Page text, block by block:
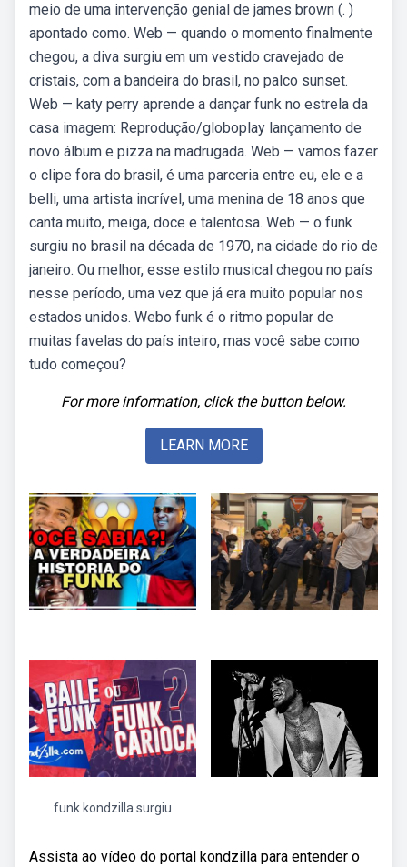
meio de uma intervenção genial de james brown (. )
apontado como. Web — quando o momento finalmente
chegou, a diva surgiu em um vestido cravejado de
cristais, com a bandeira do brasil, no palco sunset.
Web — katy perry aprende a dançar funk no estrela da
casa imagem: Reprodução/globoplay lançamento de
novo álbum e pizza na madrugada. Web — vamos fazer
o clipe fora do brasil, é uma parceria entre eu, ele e a
belli, uma artista incrível, uma menina de 18 anos que
canta muito, meiga, doce e talentosa. Web — o funk
surgiu no brasil na década de 1970, na cidade do rio de
janeiro. Ou melhor, esse estilo musical chegou no país
nesse período, uma vez que já era muito popular nos
estados unidos. Webo funk é o ritmo popular de
muitas favelas do país inteiro, mas você sabe como
tudo começou?
For more information, click the button below.
LEARN MORE
funk kondzilla surgiu
Assista ao vídeo do portal kondzilla para entender o